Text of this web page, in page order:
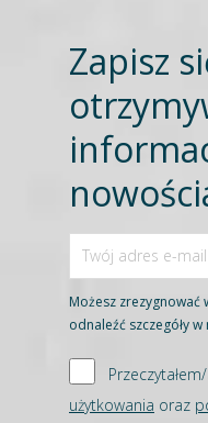
Zapisz
Możesz zrezygnować
odnaleźć szczegóły
użytkowania oraz